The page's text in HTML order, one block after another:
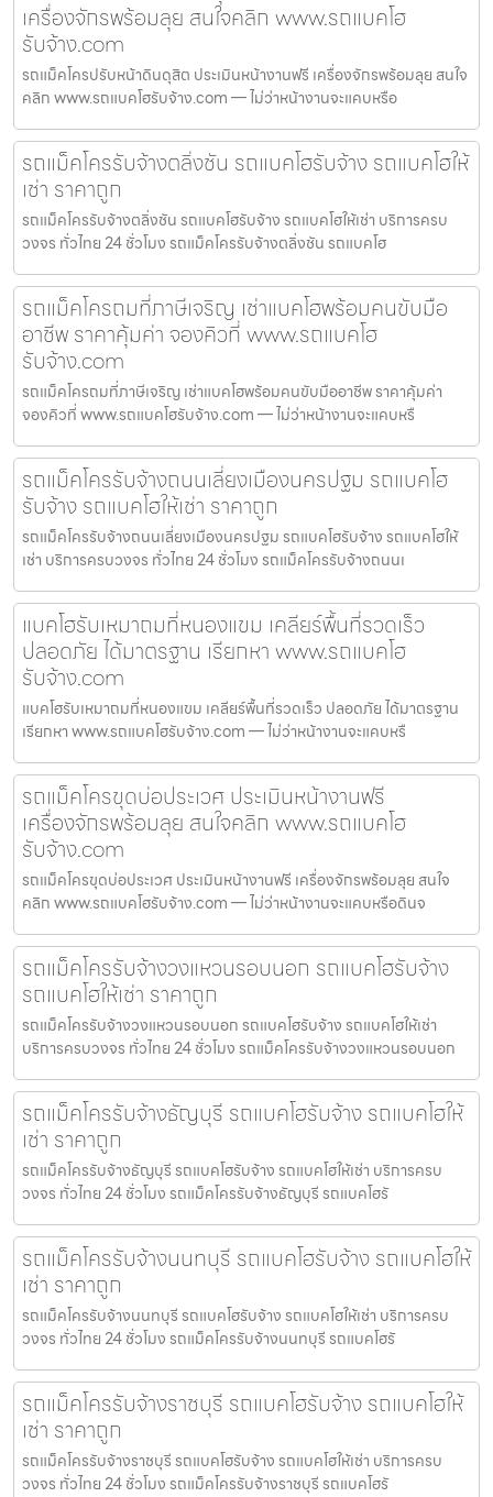
เครื่องจักรพร้อมลุย สนใจคลิก www.รถแบคโฮ
รับจ้าง.com
รถแม็คโครปรับหน้าดินดุสิต ประเมินหน้างานฟรี เครื่องจักรพร้อมลุย สนใจ
คลิก www.รถแบคโฮรับจ้าง.com — ไม่ว่าหน้างานจะแคบหรือ
รถแม็คโครรับจ้างตลิ่งชัน รถแบคโฮรับจ้าง รถแบคโฮให้
เช่า ราคาถูก
รถแม็คโครรับจ้างตลิ่งชัน รถแบคโฮรับจ้าง รถแบคโฮให้เช่า บริการครบ
วงจร ทั่วไทย 24 ชั่วโมง รถแม็คโครรับจ้างตลิ่งชัน รถแบคโฮ
รถแม็คโครถมที่ภาษีเจริญ เช่าแบคโฮพร้อมคนขับมือ
อาชีพ ราคาคุ้มค่า จองคิวที่ www.รถแบคโฮ
รับจ้าง.com
รถแม็คโครถมที่ภาษีเจริญ เช่าแบคโฮพร้อมคนขับมืออาชีพ ราคาคุ้มค่า
จองคิวที่ www.รถแบคโฮรับจ้าง.com — ไม่ว่าหน้างานจะแคบหรื
รถแม็คโครรับจ้างถนนเลี่ยงเมืองนครปฐม รถแบคโฮ
รับจ้าง รถแบคโฮให้เช่า ราคาถูก
รถแม็คโครรับจ้างถนนเลี่ยงเมืองนครปฐม รถแบคโฮรับจ้าง รถแบคโฮให้
เช่า บริการครบวงจร ทั่วไทย 24 ชั่วโมง รถแม็คโครรับจ้างถนนเ
แบคโฮรับเหมาถมที่หนองแขม เคลียร์พื้นที่รวดเร็ว
ปลอดภัย ได้มาตรฐาน เรียกหา www.รถแบคโฮ
รับจ้าง.com
แบคโฮรับเหมาถมที่หนองแขม เคลียร์พื้นที่รวดเร็ว ปลอดภัย ได้มาตรฐาน
เรียกหา www.รถแบคโฮรับจ้าง.com — ไม่ว่าหน้างานจะแคบหรื
รถแม็คโครขุดบ่อประเวศ ประเมินหน้างานฟรี
เครื่องจักรพร้อมลุย สนใจคลิก www.รถแบคโฮ
รับจ้าง.com
รถแม็คโครขุดบ่อประเวศ ประเมินหน้างานฟรี เครื่องจักรพร้อมลุย สนใจ
คลิก www.รถแบคโฮรับจ้าง.com — ไม่ว่าหน้างานจะแคบหรือดินจ
รถแม็คโครรับจ้างวงแหวนรอบนอก รถแบคโฮรับจ้าง
รถแบคโฮให้เช่า ราคาถูก
รถแม็คโครรับจ้างวงแหวนรอบนอก รถแบคโฮรับจ้าง รถแบคโฮให้เช่า
บริการครบวงจร ทั่วไทย 24 ชั่วโมง รถแม็คโครรับจ้างวงแหวนรอบนอก
รถแม็คโครรับจ้างธัญบุรี รถแบคโฮรับจ้าง รถแบคโฮให้
เช่า ราคาถูก
รถแม็คโครรับจ้างธัญบุรี รถแบคโฮรับจ้าง รถแบคโฮให้เช่า บริการครบ
วงจร ทั่วไทย 24 ชั่วโมง รถแม็คโครรับจ้างธัญบุรี รถแบคโฮรั
รถแม็คโครรับจ้างนนทบุรี รถแบคโฮรับจ้าง รถแบคโฮให้
เช่า ราคาถูก
รถแม็คโครรับจ้างนนทบุรี รถแบคโฮรับจ้าง รถแบคโฮให้เช่า บริการครบ
วงจร ทั่วไทย 24 ชั่วโมง รถแม็คโครรับจ้างนนทบุรี รถแบคโฮรั
รถแม็คโครรับจ้างราชบุรี รถแบคโฮรับจ้าง รถแบคโฮให้
เช่า ราคาถูก
รถแม็คโครรับจ้างราชบุรี รถแบคโฮรับจ้าง รถแบคโฮให้เช่า บริการครบ
วงจร ทั่วไทย 24 ชั่วโมง รถแม็คโครรับจ้างราชบุรี รถแบคโฮรั